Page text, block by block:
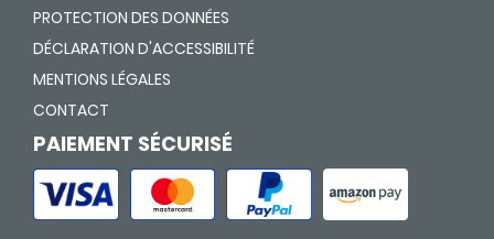
PROTECTION DES DONNÉES
DÉCLARATION D'ACCESSIBILITÉ
MENTIONS LÉGALES
CONTACT
PAIEMENT SÉCURISÉ